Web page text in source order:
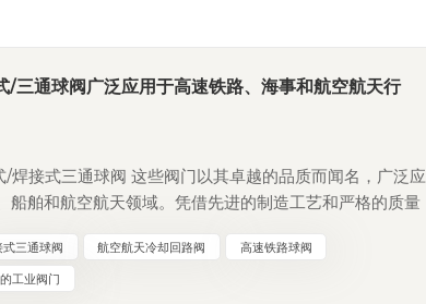
/三通球阀广泛应用于高速铁路、海事和航空航天行
/焊接式三通球阀 这些阀门以其卓越的品质而闻名，广泛应
船舶和航空航天领域。凭借先进的制造工艺和严格的质量
。 GEKO对品质的承诺始于对高品质不锈钢材料的甄选，
用性和耐腐蚀性而闻名。球阀的三件式设计便于维护，并
式三通球阀 航空航天冷却回路阀
高速铁路球阀
工业阀门